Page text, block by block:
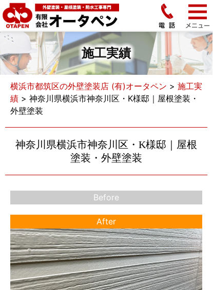
施工実績
横浜市都筑区の外壁塗装店 (有)オータペン > 施工実
績 > 神奈川県横浜市神奈川区・K様邸｜屋根塗装・
外壁塗装
神奈川県横浜市神奈川区・K様邸｜屋根
塗装・外壁塗装
Before
After